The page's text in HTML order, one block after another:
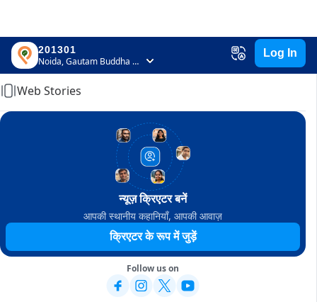
201301
Noida, Gautam Buddha Nagar, Uttar Pradesh
Log In
Home
Web Stories
न्यूज़ क्रिएटर बनें
आपकी स्थानीय कहानियाँ, आपकी आवाज़
क्रिएटर के रूप में जुड़ें
Follow us on